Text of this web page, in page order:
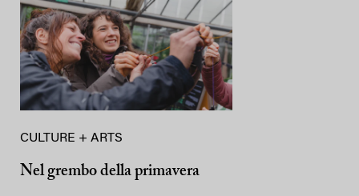
CULTURE + ARTS
Nel grembo della primavera